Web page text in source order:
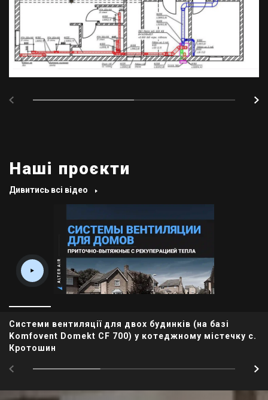
Наші проєкти
Дивитись всі відео
Системи вентиляції для двох будинків (на базі
Komfovent Domekt CF 700) у котеджному містечку с.
Кротошин